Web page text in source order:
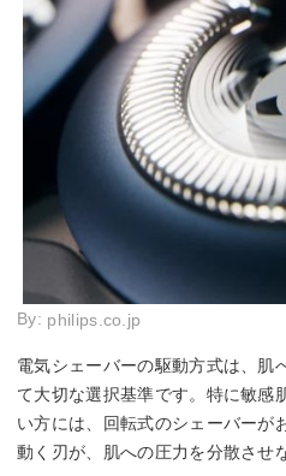
By: philips.co.jp
電気シェーバーの駆動方式は、肌
て大切な選択基準です。特に敏感
い方には、回転式のシェーバーが
動く刃が、肌への圧力を分散させ